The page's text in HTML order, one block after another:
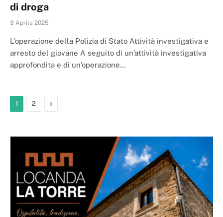
di droga
3 Aprile 2025
L’operazione della Polizia di Stato Attività investigativa e
arresto del giovane A seguito di un’attività investigativa
approfondita e di un’operazione…
1 2 Next